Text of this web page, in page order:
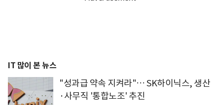
IT 많이 본 뉴스
"성과급 약속 지켜라"… SK하이닉스, 생산
·사무직 '통합노조' 추진